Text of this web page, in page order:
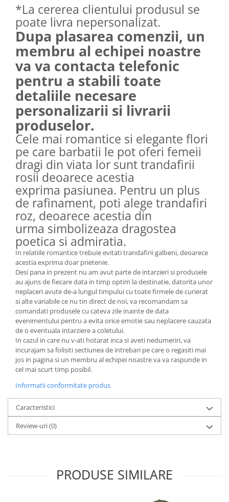
*La cererea clientului produsul se
poate livra nepersonalizat.
Dupa plasarea comenzii, un
membru al echipei noastre
va va contacta telefonic
pentru a stabili toate
detaliile necesare
personalizarii si livrarii
produselor.
Cele mai romantice si elegante flori
pe care barbatii le pot oferi femeii
dragi din viata lor sunt trandafirii
rosii deoarece acestia
exprima pasiunea. Pentru un plus
de rafinament, poti alege trandafiri
roz, deoarece acestia din
urma simbolizeaza dragostea
poetica si admiratia.
In relatiile romantice trebuie evitati trandafirii galbeni, deoarece
acestia exprima doar prietenie.
Desi pana in prezent nu am avut parte de intarzieri si produsele
au ajuns de fiecare data in timp optim la destinatie, datorita unor
neplaceri avute de-a lungul timpului cu toate firmele de curierat
si alte variabile ce nu tin direct de noi, va recomandam sa
comandati produsele cu cateva zile inainte de data
evenimentului pentru a evita orice emotie sau neplacere cauzata
de o eventuala intarziere a coletului.
In cazul in care nu v-ati hotarat inca si aveti nedumeriri, va
incurajam sa folisiti sectiunea de intrebari pe care o regasiti mai
jos in pagina si un membru al echipei noastre va va raspunde in
cel mai scurt timp posibil.
Informatii conformitate produs
Caracteristici
Review-uri(0)
PRODUSE SIMILARE